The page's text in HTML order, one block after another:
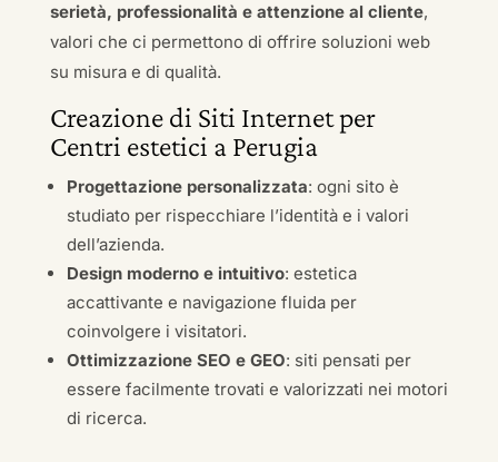
serietà, professionalità e attenzione al cliente,
valori che ci permettono di offrire soluzioni web
su misura e di qualità.
Creazione di Siti Internet per
Centri estetici a Perugia
Progettazione personalizzata: ogni sito è
studiato per rispecchiare l’identità e i valori
dell’azienda.
Design moderno e intuitivo: estetica
accattivante e navigazione fluida per
coinvolgere i visitatori.
Ottimizzazione SEO e GEO: siti pensati per
essere facilmente trovati e valorizzati nei motori
di ricerca.